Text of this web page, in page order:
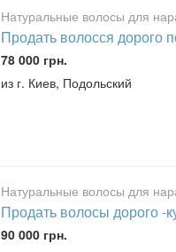
Натуральные волосы для
Продать волосся дорого
78 000 грн.
из г. Киев, Подольский
Натуральные волосы для
Продать волосы дорого -
90 000 грн.